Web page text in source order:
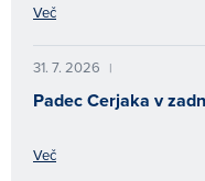
Več
31. 7. 2026 |
Padec Cerjaka v
Več